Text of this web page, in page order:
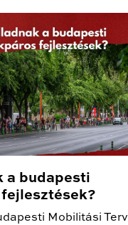
a budapesti
Mobilitási Terv